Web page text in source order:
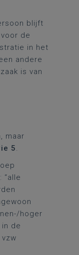
blijft
de
in het
andere
is van
maar
5.
hoger
de